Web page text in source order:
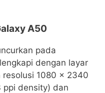
A50
pada
dengan layar
resolusi 1080 x 2340
ppi density) dan